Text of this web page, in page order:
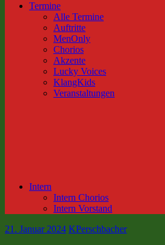
Termine
Alle Termine
Auftritte
MenOnly
Chorios
Akzente
Lucky Voices
KlangKids
Veranstaltungen
Intern
Intern Chorios
Intern Vorstand
21. Januar 2024 KPerschbacher